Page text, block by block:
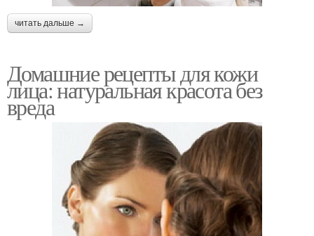
читать дальше →
Домашние рецепты для кожи
лица: натуральная красота без
вреда